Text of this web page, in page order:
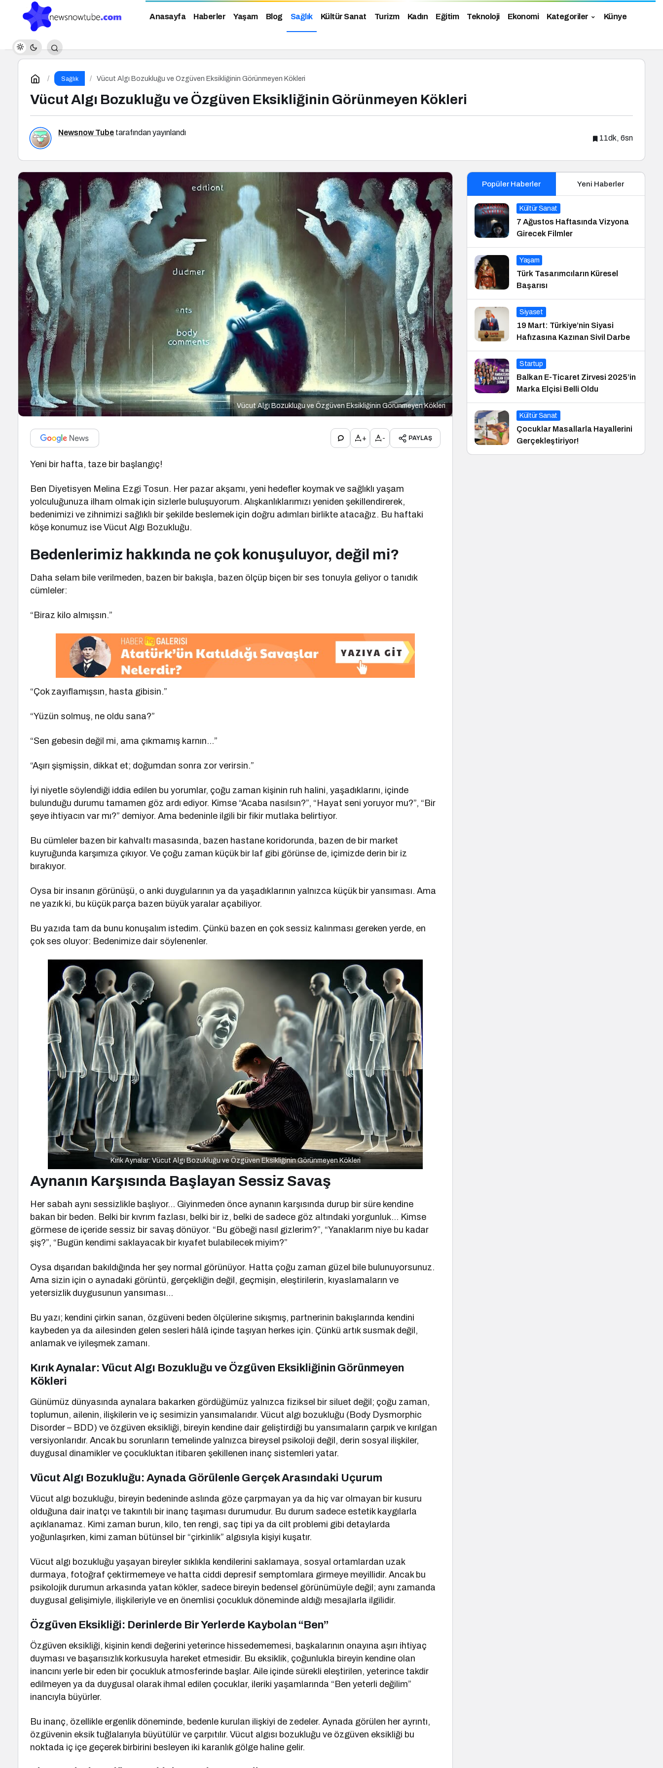
Anasayfa Haberler Yaşam Blog Sağlık Kültür Sanat Turizm Kadın Eğitim Teknoloji Ekonomi Kategoriler Künye
Sağlık Vücut Algı Bozukluğu ve Özgüven Eksikliğinin Görünmeyen Kökleri
Vücut Algı Bozukluğu ve Özgüven Eksikliğinin Görünmeyen Kökleri
Newsnow Tube tarafından yayınlandı
11dk, 6sn
Vücut Algı Bozukluğu ve Özgüven Eksikliğinin Görünmeyen Kökleri
+ - PAYLAŞ
Yeni bir hafta, taze bir başlangıç!
Ben Diyetisyen Melina Ezgi Tosun. Her pazar akşamı, yeni hedefler koymak ve sağlıklı yaşam
yolculuğunuza ilham olmak için sizlerle buluşuyorum. Alışkanlıklarımızı yeniden şekillendirerek,
bedenimizi ve zihnimizi sağlıklı bir şekilde beslemek için doğru adımları birlikte atacağız. Bu haftaki
köşe konumuz ise Vücut Algı Bozukluğu.
Bedenlerimiz hakkında ne çok konuşuluyor, değil mi?
Daha selam bile verilmeden, bazen bir bakışla, bazen ölçüp biçen bir ses tonuyla geliyor o tanıdık
cümleler:
“Biraz kilo almışsın.”
“Çok zayıflamışsın, hasta gibisin.”
“Yüzün solmuş, ne oldu sana?”
“Sen gebesin değil mi, ama çıkmamış karnın…”
“Aşırı şişmişsin, dikkat et; doğumdan sonra zor verirsin.”
İyi niyetle söylendiği iddia edilen bu yorumlar, çoğu zaman kişinin ruh halini, yaşadıklarını, içinde
bulunduğu durumu tamamen göz ardı ediyor. Kimse “Acaba nasılsın?”, “Hayat seni yoruyor mu?”, “Bir
şeye ihtiyacın var mı?” demiyor. Ama bedeninle ilgili bir fikir mutlaka belirtiyor.
Bu cümleler bazen bir kahvaltı masasında, bazen hastane koridorunda, bazen de bir market
kuyruğunda karşımıza çıkıyor. Ve çoğu zaman küçük bir laf gibi görünse de, içimizde derin bir iz
bırakıyor.
Oysa bir insanın görünüşü, o anki duygularının ya da yaşadıklarının yalnızca küçük bir yansıması. Ama
ne yazık ki, bu küçük parça bazen büyük yaralar açabiliyor.
Bu yazıda tam da bunu konuşalım istedim. Çünkü bazen en çok sessiz kalınması gereken yerde, en
çok ses oluyor: Bedenimize dair söylenenler.
Kırık Aynalar: Vücut Algı Bozukluğu ve Özgüven Eksikliğinin Görünmeyen Kökleri
Aynanın Karşısında Başlayan Sessiz Savaş
Her sabah aynı sessizlikle başlıyor… Giyinmeden önce aynanın karşısında durup bir süre kendine
bakan bir beden. Belki bir kıvrım fazlası, belki bir iz, belki de sadece göz altındaki yorgunluk… Kimse
görmese de içeride sessiz bir savaş dönüyor. “Bu göbeği nasıl gizlerim?”, “Yanaklarım niye bu kadar
şiş?”, “Bugün kendimi saklayacak bir kıyafet bulabilecek miyim?”
Oysa dışarıdan bakıldığında her şey normal görünüyor. Hatta çoğu zaman güzel bile bulunuyorsunuz.
Ama sizin için o aynadaki görüntü, gerçekliğin değil, geçmişin, eleştirilerin, kıyaslamaların ve
yetersizlik duygusunun yansıması…
Bu yazı; kendini çirkin sanan, özgüveni beden ölçülerine sıkışmış, partnerinin bakışlarında kendini
kaybeden ya da ailesinden gelen sesleri hâlâ içinde taşıyan herkes için. Çünkü artık susmak değil,
anlamak ve iyileşmek zamanı.
Kırık Aynalar: Vücut Algı Bozukluğu ve Özgüven Eksikliğinin Görünmeyen
Kökleri
Günümüz dünyasında aynalara bakarken gördüğümüz yalnızca fiziksel bir siluet değil; çoğu zaman,
toplumun, ailenin, ilişkilerin ve iç sesimizin yansımalarıdır. Vücut algı bozukluğu (Body Dysmorphic
Disorder – BDD) ve özgüven eksikliği, bireyin kendine dair geliştirdiği bu yansımaların çarpık ve kırılgan
versiyonlarıdır. Ancak bu sorunların temelinde yalnızca bireysel psikoloji değil, derin sosyal ilişkiler,
duygusal dinamikler ve çocukluktan itibaren şekillenen inanç sistemleri yatar.
Vücut Algı Bozukluğu: Aynada Görülenle Gerçek Arasındaki Uçurum
Vücut algı bozukluğu, bireyin bedeninde aslında göze çarpmayan ya da hiç var olmayan bir kusuru
olduğuna dair inatçı ve takıntılı bir inanç taşıması durumudur. Bu durum sadece estetik kaygılarla
açıklanamaz. Kimi zaman burun, kilo, ten rengi, saç tipi ya da cilt problemi gibi detaylarda
yoğunlaşırken, kimi zaman bütünsel bir “çirkinlik” algısıyla kişiyi kuşatır.
Vücut algı bozukluğu yaşayan bireyler sıklıkla kendilerini saklamaya, sosyal ortamlardan uzak
durmaya, fotoğraf çektirmemeye ve hatta ciddi depresif semptomlara girmeye meyillidir. Ancak bu
psikolojik durumun arkasında yatan kökler, sadece bireyin bedensel görünümüyle değil; aynı zamanda
duygusal gelişimiyle, ilişkileriyle ve en önemlisi çocukluk döneminde aldığı mesajlarla ilgilidir.
Özgüven Eksikliği: Derinlerde Bir Yerlerde Kaybolan “Ben”
Özgüven eksikliği, kişinin kendi değerini yeterince hissedememesi, başkalarının onayına aşırı ihtiyaç
duyması ve başarısızlık korkusuyla hareket etmesidir. Bu eksiklik, çoğunlukla bireyin kendine olan
inancını yerle bir eden bir çocukluk atmosferinde başlar. Aile içinde sürekli eleştirilen, yeterince takdir
edilmeyen ya da duygusal olarak ihmal edilen çocuklar, ileriki yaşamlarında “Ben yeterli değilim”
inancıyla büyürler.
Bu inanç, özellikle ergenlik döneminde, bedenle kurulan ilişkiyi de zedeler. Aynada görülen her ayrıntı,
özgüvenin eksik tuğlalarıyla büyütülür ve çarpıtılır. Vücut algısı bozukluğu ve özgüven eksikliği bu
noktada iç içe geçerek birbirini besleyen iki karanlık gölge haline gelir.
Popüler Haberler Yeni Haberler
Kültür Sanat
7 Ağustos Haftasında Vizyona
Girecek Filmler
Yaşam
Türk Tasarımcıların Küresel
Başarısı
Siyaset
19 Mart: Türkiye’nin Siyasi
Hafızasına Kazınan Sivil Darbe
Startup
Balkan E-Ticaret Zirvesi 2025’in
Marka Elçisi Belli Oldu
Kültür Sanat
Çocuklar Masallarla Hayallerini
Gerçekleştiriyor!